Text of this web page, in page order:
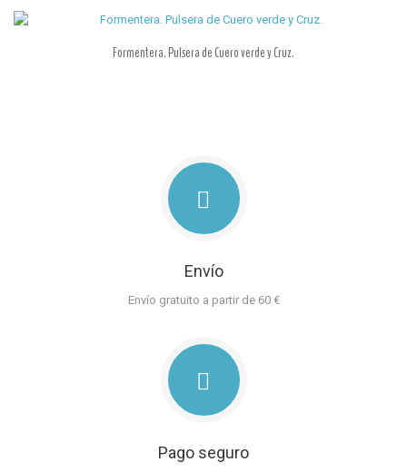
Formentera. Pulsera de Cuero verde y Cruz.
Envío
Envío gratuito a partir de 60 €
Pago seguro